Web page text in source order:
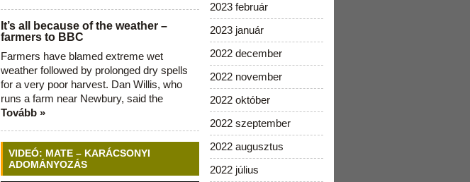
It’s all because of the weather –
farmers to BBC
Farmers have blamed extreme wet
weather followed by prolonged dry spells
for a very poor harvest. Dan Willis, who
runs a farm near Newbury, said the
Tovább »
VIDEÓ: MATE – KARÁCSONYI
ADOMÁNYOZÁS
2023 február
2023 január
2022 december
2022 november
2022 október
2022 szeptember
2022 augusztus
2022 július